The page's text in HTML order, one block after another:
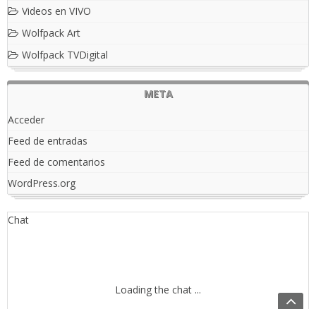
Videos en VIVO
Wolfpack Art
Wolfpack TVDigital
META
Acceder
Feed de entradas
Feed de comentarios
WordPress.org
Chat
Loading the chat ...